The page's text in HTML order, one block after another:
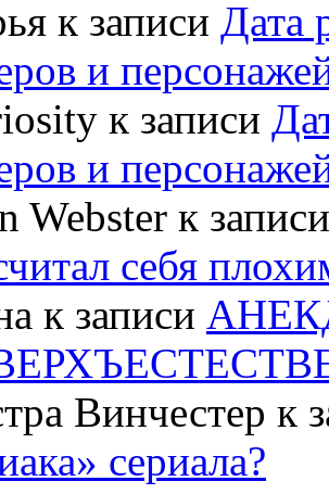
к записи Дата
и
к записи
и
Webster к
себя
к записи
Винчестер к
сериала?